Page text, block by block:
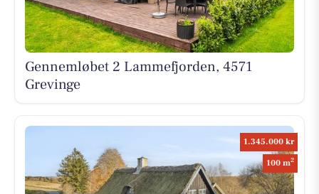
Gennemløbet 2 Lammefjorden, 4571
Grevinge
1.345.000 kr
100 m2